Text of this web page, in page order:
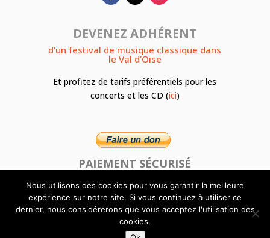
DEVENEZ ADHÉRENT
d'un festival de musique classique dans
le Val d'Oise
Et profitez de tarifs préférentiels pour les
concerts et les CD (ici)
PAIEMENT SÉCURISÉ
Nous utilisons des cookies pour vous garantir la meilleure
expérience sur notre site. Si vous continuez à utiliser ce
dernier, nous considérerons que vous acceptez l'utilisation des
cookies.